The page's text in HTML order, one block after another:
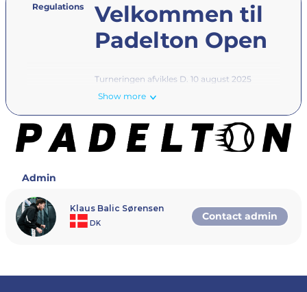
Regulations
Velkommen til
Padelton Open
Turneringen afvikles D. 10 august 2025
Padelton byder velkommen til en fed
vores hyggelige center. Vi håber at se spillere
lang vejs fra, men i særdeleshed en masse lokale
helte.
Rækker og
Show more
Admin
Klaus Balic Sørensen
DK
Contact admin